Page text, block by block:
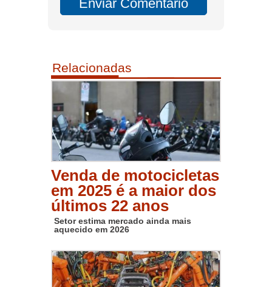
Relacionadas
Venda de motocicletas
em 2025 é a maior dos
últimos 22 anos
Setor estima mercado ainda mais
aquecido em 2026